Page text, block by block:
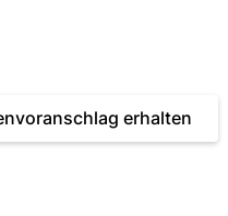
erhalten